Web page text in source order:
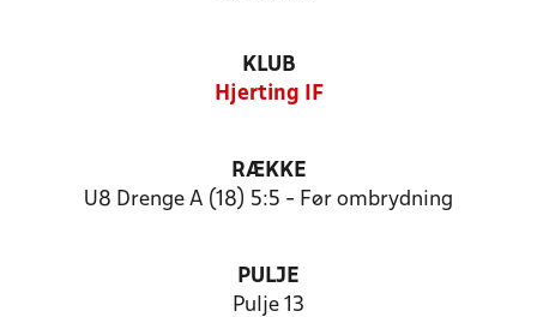
KLUB
Hjerting IF
RÆKKE
U8 Drenge A (18) 5:5 - Før ombrydning
PULJE
Pulje 13